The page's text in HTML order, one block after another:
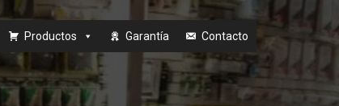
Productos Garantía Contacto